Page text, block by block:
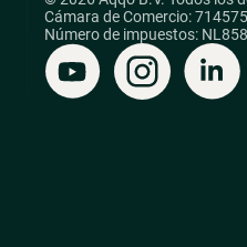
Cámara de Comercio:
Número de impuestos: